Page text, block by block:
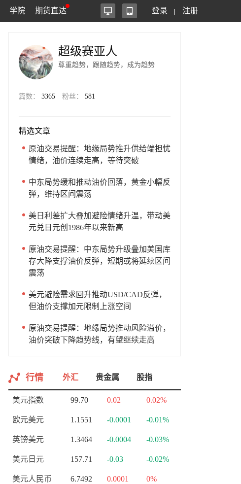
学院 期货直达 登录 注册
超级赛亚人
尊重趋势，跟随趋势，成为趋势
篇数： 3365 粉丝： 581
精选文章
原油交易提醒：地缘局势推升供给端担忧
情绪，油价连续走高，等待突破
中东局势缓和推动油价回落，黄金小幅反
弹，维持区间震荡
美日利差扩大叠加避险情绪升温，带动美
元兑日元创1986年以来新高
原油交易提醒：中东局势升级叠加美国库
存大降支撑油价反弹，短期或将延续区间
震荡
美元避险需求回升推动USD/CAD反弹，
但油价支撑加元限制上涨空间
原油交易提醒：地缘局势推动风险溢价，
油价突破下降趋势线，有望继续走高
行情 外汇 贵金属 股指
美元指数 99.70 0.02 0.02%
欧元美元 1.1551 -0.0001 -0.01%
英镑美元 1.3464 -0.0004 -0.03%
美元日元 157.71 -0.03 -0.02%
美元人民币 6.7492 0.0001 0%